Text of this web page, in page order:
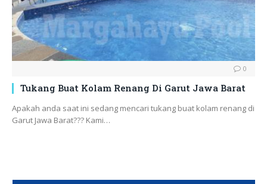
0
Tukang Buat Kolam Renang Di Garut Jawa Barat
Apakah anda saat ini sedang mencari tukang buat kolam renang di
Garut Jawa Barat??? Kami…